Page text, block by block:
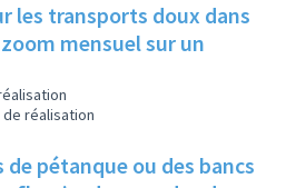
les transports doux dans
mensuel sur un
réalisation
de pétanque ou des bancs